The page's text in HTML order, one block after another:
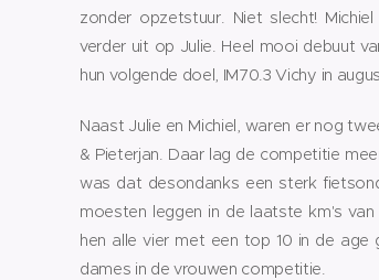
zonder opzetstuur. Niet slecht!
verder uit op Julie. Heel mooi debuut
hun volgende doel, IM70.3 Vichy in
Naast Julie en Michiel, waren er nog
& Pieterjan. Daar lag de competitie
was dat desondanks een sterk
moesten leggen in de laatste km's
hen alle vier met een top 10 in de
dames in de vrouwen competitie.